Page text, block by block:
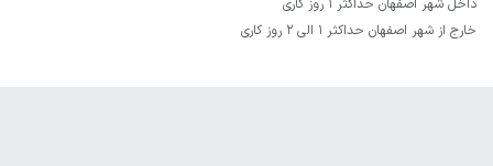
داخل شهر اصفهان حداکثر 1 روز کاری
خارج از شهر اصفهان حداکثر 1 الی 2 روز کاری